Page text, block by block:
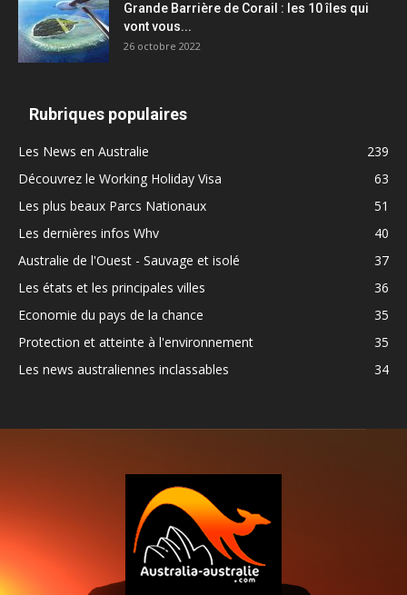
Grande Barrière de Corail : les 10 îles qui
vont vous...
26 octobre 2022
Rubriques populaires
Les News en Australie
239
Découvrez le Working Holiday Visa
63
Les plus beaux Parcs Nationaux
51
Les dernières infos Whv
40
Australie de l'Ouest - Sauvage et isolé
37
Les états et les principales villes
36
Economie du pays de la chance
35
Protection et atteinte à l'environnement
35
Les news australiennes inclassables
34